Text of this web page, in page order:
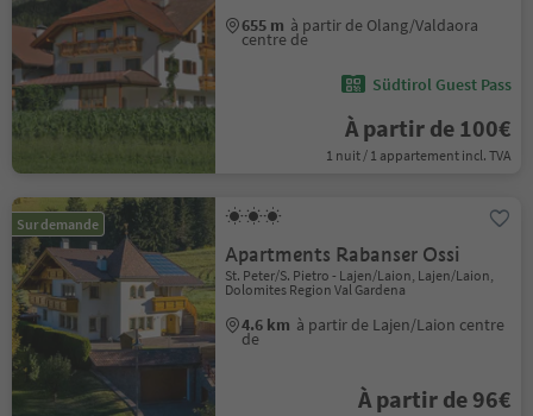
655 m à partir de Olang/Valdaora
centre de
Südtirol Guest Pass
À partir de 100€
1 nuit / 1 appartement incl. TVA
Sur demande
Apartments Rabanser Ossi
St. Peter/S. Pietro - Lajen/Laion, Lajen/Laion,
Dolomites Region Val Gardena
4.6 km à partir de Lajen/Laion centre
de
À partir de 96€